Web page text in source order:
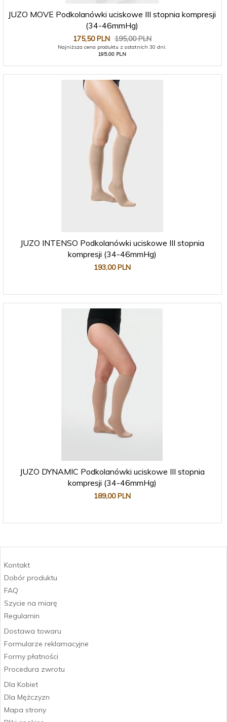
JUZO MOVE Podkolanówki uciskowe III stopnia kompresji
(34-46mmHg)
175,50 PLN 195,00 PLN
Najniższa cena produktu z ostatnich 30 dni:
195.00 PLN
JUZO INTENSO Podkolanówki uciskowe III stopnia
kompresji (34-46mmHg)
193,00 PLN
JUZO DYNAMIC Podkolanówki uciskowe III stopnia
kompresji (34-46mmHg)
189,00 PLN
Kontakt
Dobór produktu
FAQ
Szycie na miarę
Regulamin
Dostawa towaru
Formularze reklamacyjne
Formy płatności
Procedura zwrotu
Dla Kobiet
Dla Mężczyzn
Mapa strony